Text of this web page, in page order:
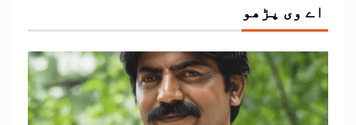
اے وی پڑھو